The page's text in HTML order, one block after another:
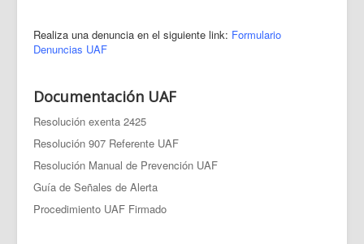
Realiza una denuncia en el siguiente link: Formulario
Denuncias UAF
Documentación UAF
Resolución exenta 2425
Resolución 907 Referente UAF
Resolución Manual de Prevención UAF
Guía de Señales de Alerta
Procedimiento UAF Firmado